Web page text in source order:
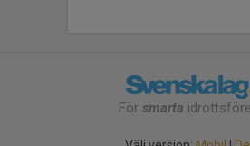
För smarta